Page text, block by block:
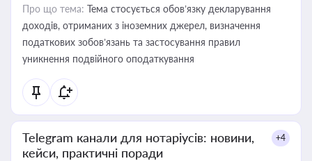
Про що тема: Тема стосується обов’язку декларування
доходів, отриманих з іноземних джерел, визначення
податкових зобов’язань та застосування правил
уникнення подвійного оподаткування
Telegram канали для нотаріусів: новини,
кейси, практичні поради
+4